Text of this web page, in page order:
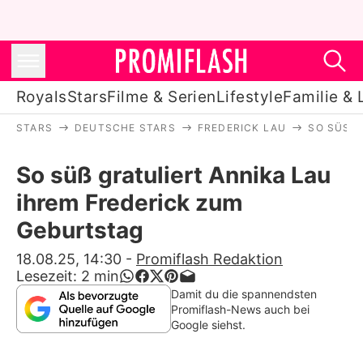
RoyalsStarsFilme & SerienLifestyleFamilie &
Stars
Filme & Serien
Lifestyle
Familie & Liebe
Promiflash Exklusiv
STARS DEUTSCHE STARS FREDERICK LAU SO SÜSS
So süß gratuliert Annika Lau
ihrem Frederick zum
Geburtstag
18.08.25, 14:30 - Promiflash Redaktion
Lesezeit: 2 min
Damit du die spannendsten
Promiflash-News auch bei
Google siehst.